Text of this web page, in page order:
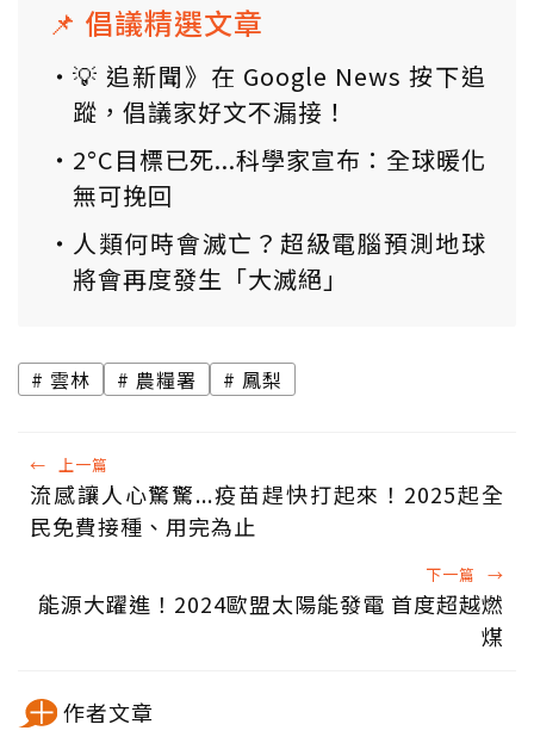
📌 倡議精選文章
💡 追新聞》在 Google News 按下追
蹤，倡議家好文不漏接！
2°C目標已死...科學家宣布：全球暖化
無可挽回
人類何時會滅亡？超級電腦預測地球
將會再度發生「大滅絕」
雲林 農糧署 鳳梨
← 上一篇
流感讓人心驚驚...疫苗趕快打起來！2025起全
民免費接種、用完為止
下一篇 →
能源大躍進！2024歐盟太陽能發電 首度超越燃
煤
作者文章